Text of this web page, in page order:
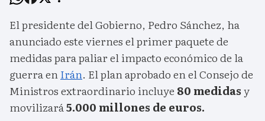
El presidente del Gobierno, Pedro Sánchez, ha
anunciado este viernes el primer paquete de
medidas para paliar el impacto económico de la
guerra enIrán. El plan aprobado en el Consejo de
Ministros extraordinario incluye 80 medidasy
movilizará5.000 millones de euros.